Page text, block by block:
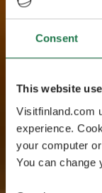
Consent
This website
Visitfinland.com
experience.
your computer
You can change